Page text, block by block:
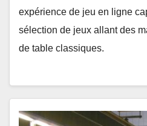
expérience de jeu en ligne
sélection de jeux allant des
de table classiques.